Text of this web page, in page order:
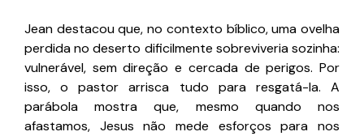
Jean destacou que, no contexto bíblico, uma ovelha
perdida no deserto dificilmente sobreviveria sozinha:
vulnerável, sem direção e cercada de perigos. Por
isso, o pastor arrisca tudo para resgatá-la. A
parábola mostra que, mesmo quando nos
afastamos, Jesus não mede esforços para nos